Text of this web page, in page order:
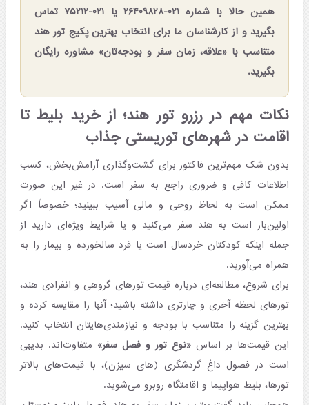
همین حالا با شماره ۰۲۱-۲۶۴۰۹۸۲۸ یا ۰۲۱-۷۵۲۱۲ تماس
بگیرید و از کارشناسان ما برای انتخاب بهترین پکیج تور هند
متناسب با «علاقه، زمان سفر‌ و بودجه‌‌تان» مشاوره رایگان
بگیرید.
نکات مهم در رزرو تور هند؛ از خرید بلیط تا
اقامت در شهرهای توریستی جذاب
بدون شک مهم‌ترین فاکتور برای گشت‌وگذاری آرامش‌بخش، کسب
اطلاعات کافی و ضروری راجع به سفر است. در غیر این صورت
ممکن است به لحاظ روحی و مالی آسیب ببینید؛ خصوصاً اگر
اولین‌بار است به هند سفر می‌کنید و یا شرایط ویژه‌ای دارید از
جمله اینکه کودکتان خردسال است یا فرد سالخورده و بیمار را به
همراه می‌آورید.
برای شروع، مطالعه‌ای درباره قیمت تورهای گروهی و انفرادی هند،
تورهای لحظه‌ آخری و چارتری داشته باشید؛ آنها را مقایسه کرده و
بهترین گزینه را متناسب با بودجه و نیازمندی‌هایتان انتخاب کنید.
این قیمت‌ها بر اساس «نوع تور و فصل سفر» متفاوت‌اند. بدیهی
است در فصول داغ گردشگری (های سیزن)، با قیمت‌های بالاتر
تورها، بلیط هواپیما و اقامتگاه روبرو می‌شوید.